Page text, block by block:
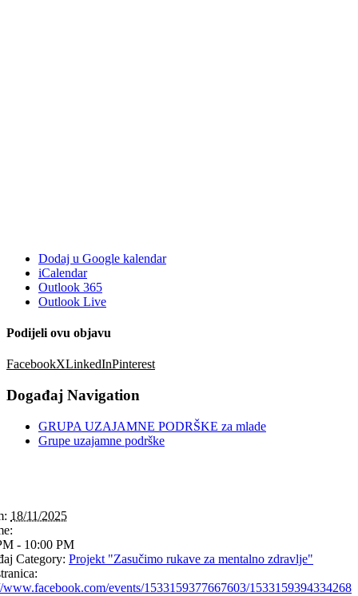
Dodaj u Google kalendar
iCalendar
Outlook 365
Outlook Live
Podijeli ovu objavu
FacebookXLinkedInPinterest
Događaj Navigation
GRUPA UZAJAMNE PODRŠKE za mlade
Grupe uzajamne podrške
18/11/2025
- 10:00 PM
Category: Projekt "Zasučimo rukave za mentalno zdravlje"
www.facebook.com/events/1533159377667603/1533159394334268